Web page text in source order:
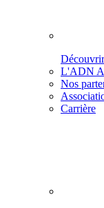
L'ADN
Nos
Carrière